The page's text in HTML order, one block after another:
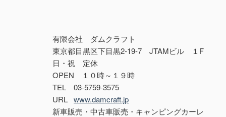
有限会社 ダムクラフト
東京都目黒区下目黒2-19-7 JTAMビル １F
日・祝 定休
OPEN １０時～１９時
TEL 03-5759-3575
URL www.damcraft.jp
新車販売・中古車販売・キャンピングカーレ